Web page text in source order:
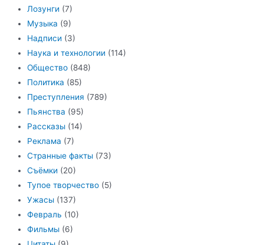
Лозунги (7)
Музыка (9)
Надписи (3)
Наука и технологии (114)
Общество (848)
Политика (85)
Преступления (789)
Пьянства (95)
Рассказы (14)
Реклама (7)
Странные факты (73)
Съёмки (20)
Тупое творчество (5)
Ужасы (137)
Февраль (10)
Фильмы (6)